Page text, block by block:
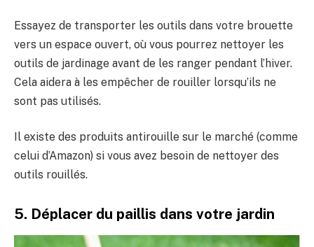
Essayez de transporter les outils dans votre brouette
vers un espace ouvert, où vous pourrez nettoyer les
outils de jardinage avant de les ranger pendant l’hiver.
Cela aidera à les empêcher de rouiller lorsqu’ils ne
sont pas utilisés.
Il existe des produits antirouille sur le marché (comme
celui d’Amazon) si vous avez besoin de nettoyer des
outils rouillés.
5. Déplacer du paillis dans votre jardin